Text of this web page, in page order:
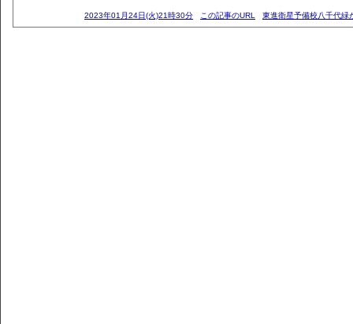
2023年01月24日(火)21時30分 この記事のURL 東進衛星予備校八千代緑